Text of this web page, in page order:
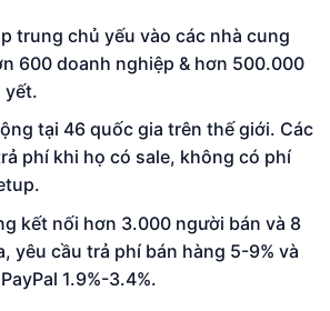
trung chủ yếu vào các nhà cung
600 doanh nghiệp & hơn 500.000
yết.
tại 46 quốc gia trên thế giới. Các
phí khi họ có sale, không có phí
kết nối hơn 3.000 người bán và 8
yêu cầu trả phí bán hàng 5-9% và
1.9%-3.4%.